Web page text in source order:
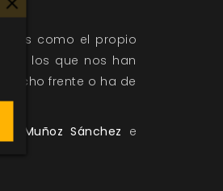
como el propio
los que nos han
frente o ha de
Muñoz Sánchez e